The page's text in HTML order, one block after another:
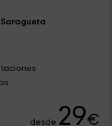
desde 29€